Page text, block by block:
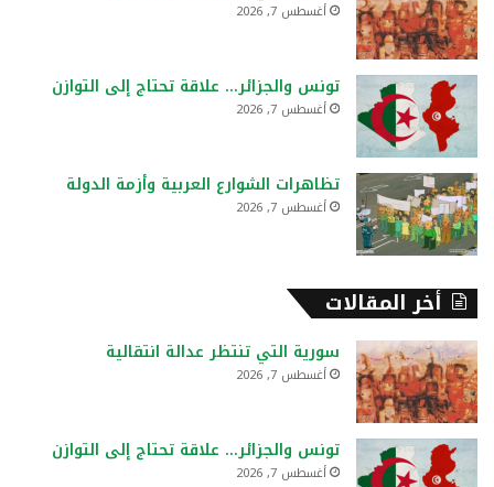
أغسطس 7, 2026
تونس والجزائر… علاقة تحتاج إلى التوازن
أغسطس 7, 2026
تظاهرات الشوارع العربية وأزمة الدولة
أغسطس 7, 2026
أخر المقالات
سورية التي تنتظر عدالة انتقالية
أغسطس 7, 2026
تونس والجزائر… علاقة تحتاج إلى التوازن
أغسطس 7, 2026